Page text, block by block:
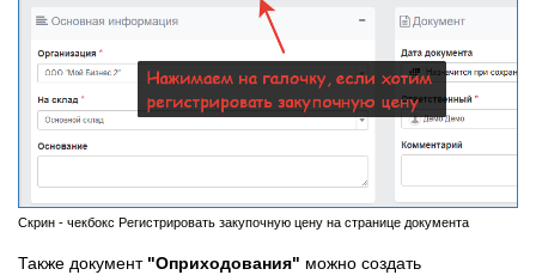
Скрин - чекбокс Регистрировать закупочную цену на странице документа
Также документ "Оприходования" можно создать